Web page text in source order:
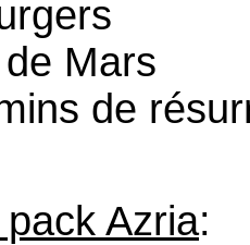
Mars
de
Azria: